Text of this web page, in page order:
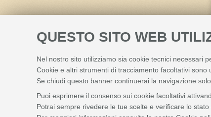
QUESTO SITO WEB
Nel nostro sito utilizziamo sia cookie tecnici necessari
Cookie e altri strumenti di tracciamento facoltativi
Se chiudi questo banner continuerai la navigazione
Puoi esprimere il consenso sui cookie facoltativi
Potrai sempre rivedere le tue scelte e verificare lo